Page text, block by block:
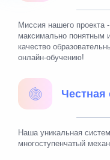
Миссия нашего проекта
максимально понятным
качество
онлайн-обучению!
Честная
Наша уникальная
многоступенчатый